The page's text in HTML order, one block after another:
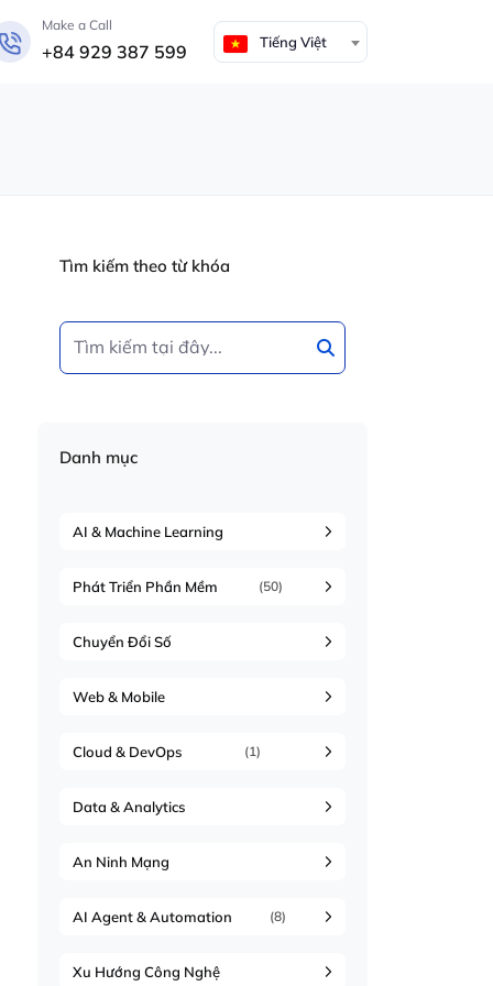
Make a Call
+84 929 387 599 Tiếng Việt
Tìm kiếm theo từ khóa
Danh mục
AI & Machine Learning
Phát Triển Phần Mềm (50)
Chuyển Đổi Số
Web & Mobile
Cloud & DevOps (1)
Data & Analytics
An Ninh Mạng
AI Agent & Automation (8)
Xu Hướng Công Nghệ